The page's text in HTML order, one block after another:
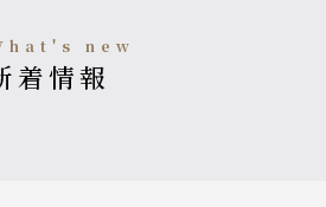
what's new
新着情報